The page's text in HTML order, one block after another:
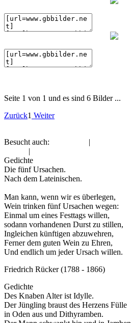
Seite 1 von 1 und es sind 6 Bilder ...
Zurück1 Weiter
Besucht auch: |
|
Gedichte
Die fünf Ursachen.
Nach dem Lateinischen.
Man kann, wenn wir es überlegen,
Wein trinken fünf Ursachen wegen:
Einmal um eines Festtags willen,
sodann vorhandenen Durst zu stillen,
Ingleichen künftigen abzuwehren,
Ferner dem guten Wein zu Ehren,
Und endlich um jeder Ursach willen.
Friedrich Rücker (1788 - 1866)
Gedichte
Des Knaben Alter ist Idylle.
Der Jüngling braust des Herzens Fülle
in Oden aus und Dithyramben.